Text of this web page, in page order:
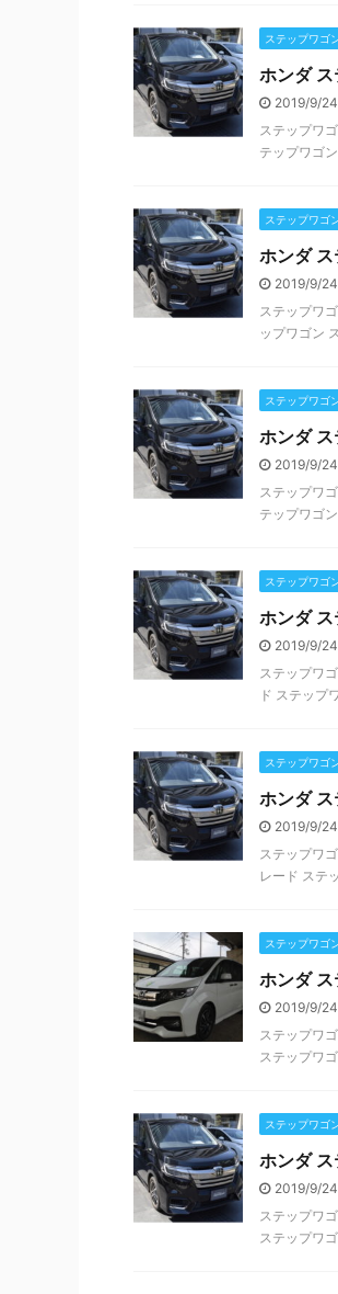
ステップワゴ
ホンダ
2019/9/24
ステップワ
テップワゴ
ステップワゴ
ホンダ
2019/9/24
ステップワ
ップワゴン
ステップワゴ
ホンダ
2019/9/24
ステップワ
テップワゴ
ステップワゴ
ホンダ
2019/9/24
ステップワ
ド ステップ
ステップワゴ
ホンダ
2019/9/24
ステップワ
レード ステ
ステップワゴ
ホンダ
2019/9/24
ステップワ
ステップワ
ステップワゴ
ホンダ
2019/9/24
ステップワ
ステップワ